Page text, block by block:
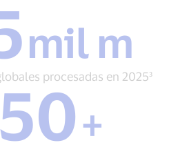
m
Transacciones
procesadas
en
2025³
mil m
procesadas en 2025³
150
+
divisas
de
+